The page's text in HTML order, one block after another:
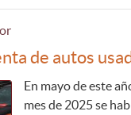
de autos
En mayo de este
mes de 2025 se